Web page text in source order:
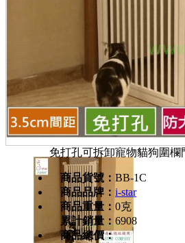
免打孔可拆卸寵物貓狗圍
商品貨號： BB-1C
商品品牌： i-star
商品重量： 0克
累計銷量： 6908
商品總價：